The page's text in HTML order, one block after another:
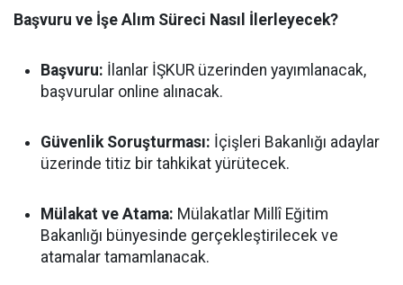
Başvuru ve İşe Alım Süreci Nasıl İlerleyecek?
Başvuru: İlanlar İŞKUR üzerinden yayımlanacak,
başvurular online alınacak.
Güvenlik Soruşturması: İçişleri Bakanlığı adaylar
üzerinde titiz bir tahkikat yürütecek.
Mülakat ve Atama: Mülakatlar Millî Eğitim
Bakanlığı bünyesinde gerçekleştirilecek ve
atamalar tamamlanacak.